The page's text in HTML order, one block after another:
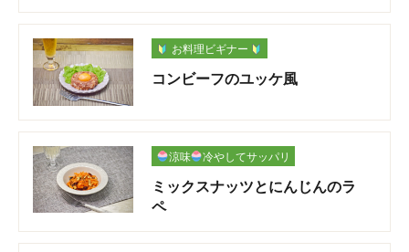
お料理ビギナー
コンビーフのユッケ風
涼味 冷やしてサッパリ
ミックスナッツとにんじんのラ
ペ